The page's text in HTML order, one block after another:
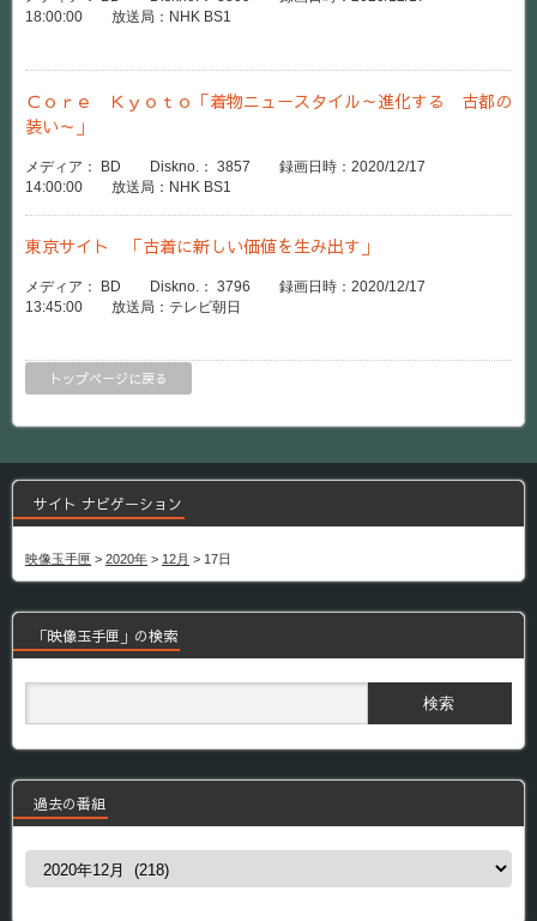
18:00:00 放送局：NHK BS1
Ｃｏｒｅ Ｋｙｏｔｏ「着物ニュースタイル～進化する 古都の
装い～」
メディア： BD Diskno.： 3857 録画日時：2020/12/17
14:00:00 放送局：NHK BS1
東京サイト 「古着に新しい価値を生み出す」
メディア： BD Diskno.： 3796 録画日時：2020/12/17
13:45:00 放送局：テレビ朝日
トップページに戻る
サイト ナビゲーション
映像玉手匣 > 2020年 > 12月 > 17日
「映像玉手匣」の検索
過去の番組
過